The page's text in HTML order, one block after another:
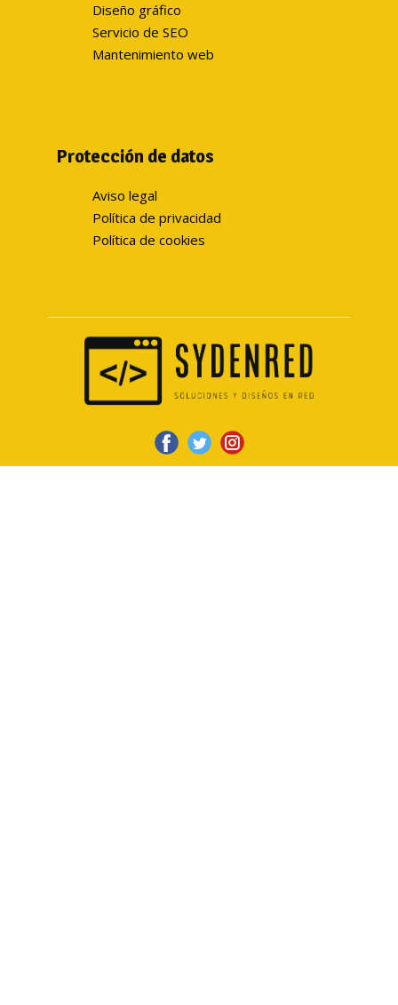
Diseño gráfico
Servicio de SEO
Mantenimiento web
Protección de datos
Aviso legal
Política de privacidad
Política de cookies